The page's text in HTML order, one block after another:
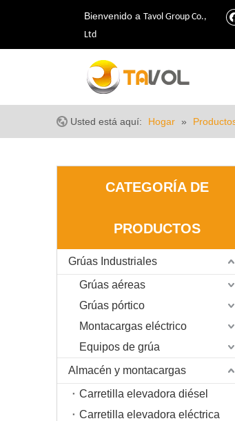
Bienvenido a Tavol Group Co.,
Ltd
Usted está aquí: Hogar »
CATEGORÍA DE
PRODUCTOS
Grúas Industriales
Grúas aéreas
Grúas pórtico
Montacargas eléctrico
Equipos de grúa
Almacén y montacargas
Carretilla elevadora diésel
Carretilla elevadora eléctrica